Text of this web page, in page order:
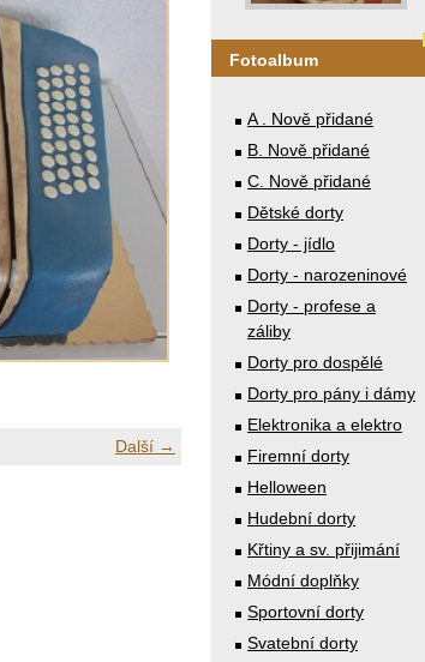
Další →
Fotoalbum
A . Nově přidané
B. Nově přidané
C. Nově přidané
Dětské dorty
Dorty - jídlo
Dorty - narozeninové
Dorty - profese a
záliby
Dorty pro dospělé
Dorty pro pány i dámy
Elektronika a elektro
Firemní dorty
Helloween
Hudební dorty
Křtiny a sv. přijimání
Módní doplňky
Sportovní dorty
Svatební dorty